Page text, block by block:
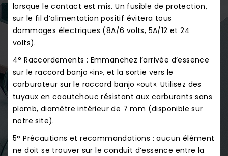
lorsque le contact est mis. Un fusible de protection,
sur le fil d’alimentation positif évitera tous
dommages électriques (8A/6 volts, 5A/12 et 24
volts).
4° Raccordements : Emmanchez l’arrivée d’essence
sur le raccord banjo «in», et la sortie vers le
carburateur sur le raccord banjo «out». Utilisez des
tuyaux en caoutchouc résistant aux carburants sans
plomb, diamètre intérieur de 7 mm (disponible sur
notre site).
5° Précautions et recommandations : aucun élément
ne doit se trouver sur le conduit d’essence entre la